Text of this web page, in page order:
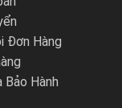
Đơn Hàng
Bảo Hành